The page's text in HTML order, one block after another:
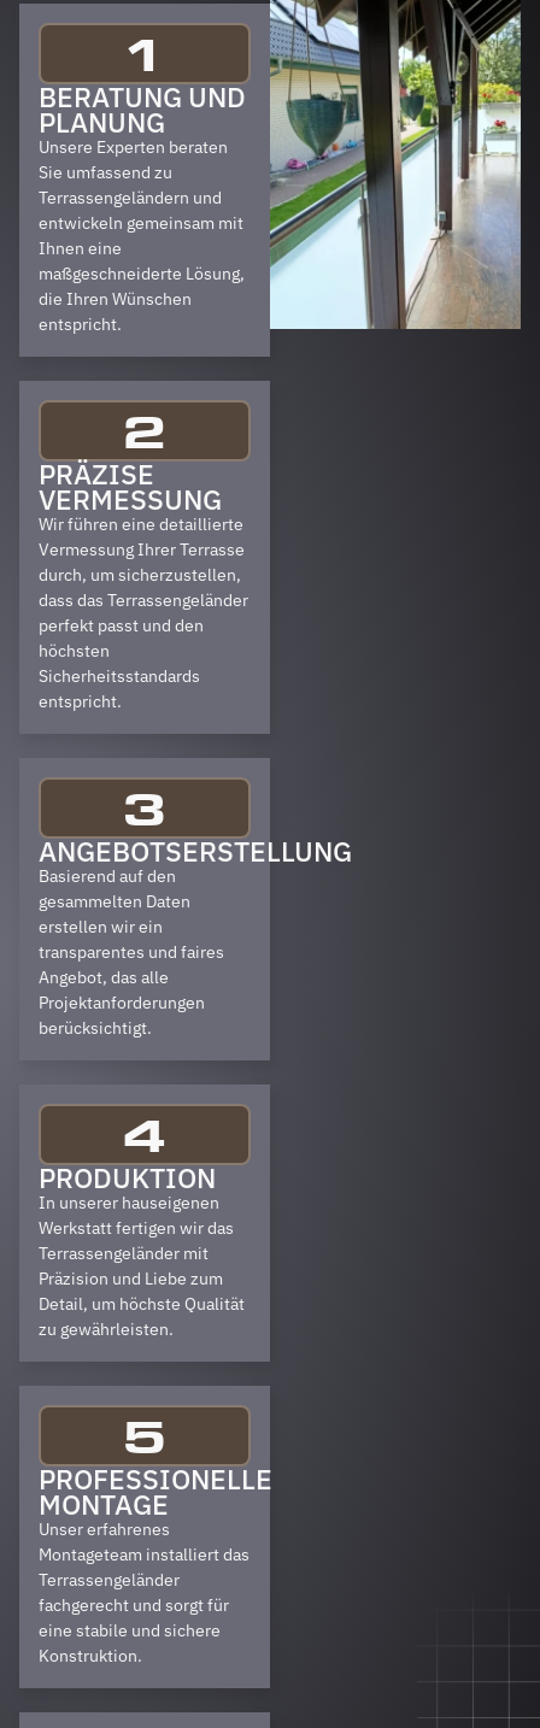
1
BERATUNG UND
PLANUNG
Unsere Experten beraten
Sie umfassend zu
Terrassengeländern und
entwickeln gemeinsam mit
Ihnen eine
maßgeschneiderte Lösung,
die Ihren Wünschen
entspricht.
2
PRÄZISE
VERMESSUNG
Wir führen eine detaillierte
Vermessung Ihrer Terrasse
durch, um sicherzustellen,
dass das Terrassengeländer
perfekt passt und den
höchsten
Sicherheitsstandards
entspricht.
3
ANGEBOTSERSTELLUNG
Basierend auf den
gesammelten Daten
erstellen wir ein
transparentes und faires
Angebot, das alle
Projektanforderungen
berücksichtigt.
4
PRODUKTION
In unserer hauseigenen
Werkstatt fertigen wir das
Terrassengeländer mit
Präzision und Liebe zum
Detail, um höchste Qualität
zu gewährleisten.
5
PROFESSIONELLE
MONTAGE
Unser erfahrenes
Montageteam installiert das
Terrassengeländer
fachgerecht und sorgt für
eine stabile und sichere
Konstruktion.